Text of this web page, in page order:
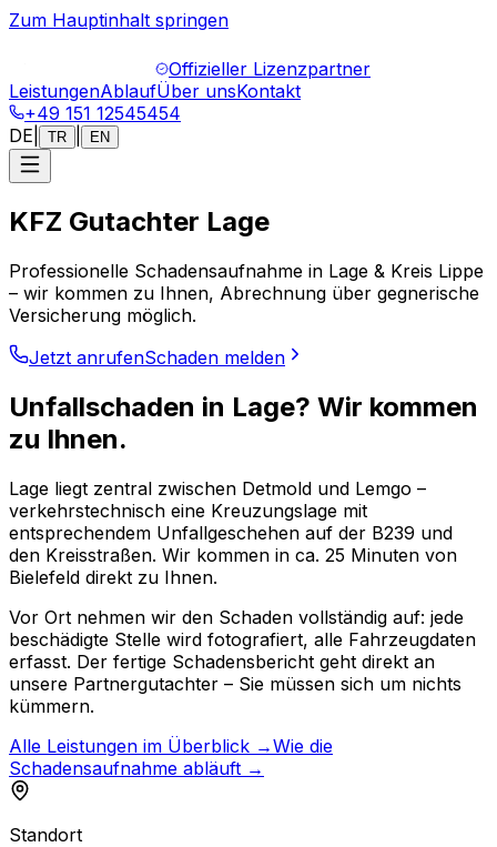
Zum Hauptinhalt springen
Offizieller Lizenzpartner
LeistungenAblaufÜber unsKontakt
+49 151 12545454
DE
TR EN
KFZ Gutachter Lage
Professionelle Schadensaufnahme in Lage & Kreis Lippe
– wir kommen zu Ihnen, Abrechnung über gegnerische
Versicherung möglich.
Jetzt anrufenSchaden melden
Unfallschaden in Lage? Wir kommen
zu Ihnen.
Lage liegt zentral zwischen Detmold und Lemgo –
verkehrstechnisch eine Kreuzungslage mit
entsprechendem Unfallgeschehen auf der B239 und
den Kreisstraßen. Wir kommen in ca. 25 Minuten von
Bielefeld direkt zu Ihnen.
Vor Ort nehmen wir den Schaden vollständig auf: jede
beschädigte Stelle wird fotografiert, alle Fahrzeugdaten
erfasst. Der fertige Schadensbericht geht direkt an
unsere Partnergutachter – Sie müssen sich um nichts
kümmern.
Alle Leistungen im Überblick →Wie die
Schadensaufnahme abläuft →
Standort